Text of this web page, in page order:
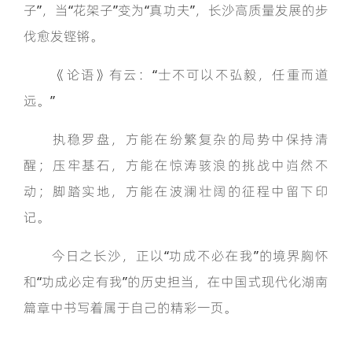
子”，当“花架子”变为“真功夫”，长沙高质量发展的步
伐愈发铿锵。
《论语》有云：“士不可以不弘毅，任重而道
远。”
执稳罗盘，方能在纷繁复杂的局势中保持清
醒；压牢基石，方能在惊涛骇浪的挑战中岿然不
动；脚踏实地，方能在波澜壮阔的征程中留下印
记。
今日之长沙，正以“功成不必在我”的境界胸怀
和“功成必定有我”的历史担当，在中国式现代化湖南
篇章中书写着属于自己的精彩一页。